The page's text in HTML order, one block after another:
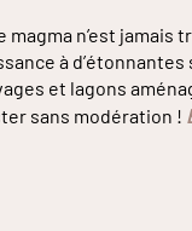
magma n’est jamais
à
et lagons
sans modération !